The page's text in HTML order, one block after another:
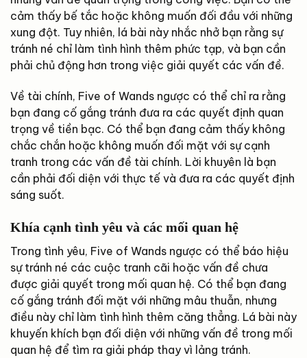
cảm thấy bế tắc hoặc không muốn đối đầu với những
xung đột. Tuy nhiên, lá bài này nhắc nhở bạn rằng sự
tránh né chỉ làm tình hình thêm phức tạp, và bạn cần
phải chủ động hơn trong việc giải quyết các vấn đề.
Về tài chính, Five of Wands ngược có thể chỉ ra rằng
bạn đang cố gắng tránh đưa ra các quyết định quan
trọng về tiền bạc. Có thể bạn đang cảm thấy không
chắc chắn hoặc không muốn đối mặt với sự cạnh
tranh trong các vấn đề tài chính. Lời khuyên là bạn
cần phải đối diện với thực tế và đưa ra các quyết định
sáng suốt.
Khía cạnh tình yêu và các mối quan hệ
Trong tình yêu, Five of Wands ngược có thể báo hiệu
sự tránh né các cuộc tranh cãi hoặc vấn đề chưa
được giải quyết trong mối quan hệ. Có thể bạn đang
cố gắng tránh đối mặt với những mâu thuẫn, nhưng
điều này chỉ làm tình hình thêm căng thẳng. Lá bài này
khuyến khích bạn đối diện với những vấn đề trong mối
quan hệ để tìm ra giải pháp thay vì lảng tránh.